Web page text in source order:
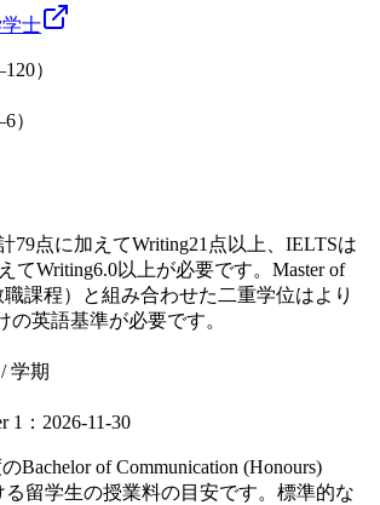
学士
）
）
79点に加えてWriting21点以上、IELTSは
てWriting6.0以上が必要です。Master of
職課程）と組み合わせた二重学位はより
の英語基準が必要です。
学期
1：2026-11-30
Bachelor of Communication (Honours)
る留学生の授業料の目安です。標準的な